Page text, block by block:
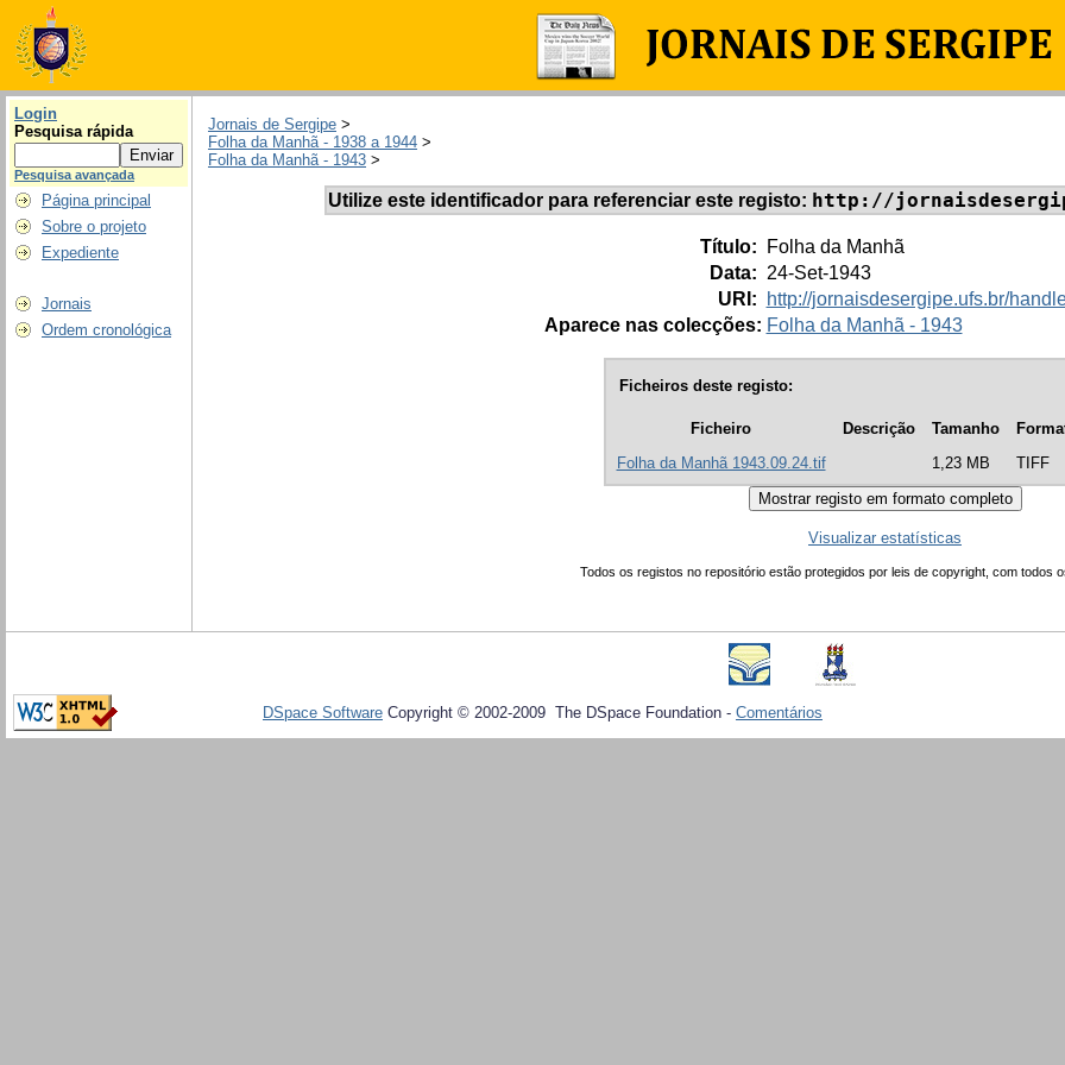
Login
Pesquisa rápida
Pesquisa avançada
Página principal
Sobre o projeto
Expediente
Jornais
Ordem cronológica
Jornais de Sergipe >
Folha da Manhã - 1938 a 1944 >
Folha da Manhã - 1943 >
Utilize este identificador para referenciar este registo: http://
Título:
Folha da Manhã
Data: 24-Set-1943
URI:
http://jornaisdesergipe.ufs.br/
Aparece nas colecções: Folha da Manhã - 1943
Ficheiros deste registo:
Ficheiro Descrição Tamanho
Folha da Manhã 1943.09.24.tif
1,23 MB TIFF
Visualizar estatísticas
Todos os registos no repositório estão protegidos por leis de copyright, com todos
DSpace Software Copyright © 2002-2009 The DSpace Foundation - Comentários